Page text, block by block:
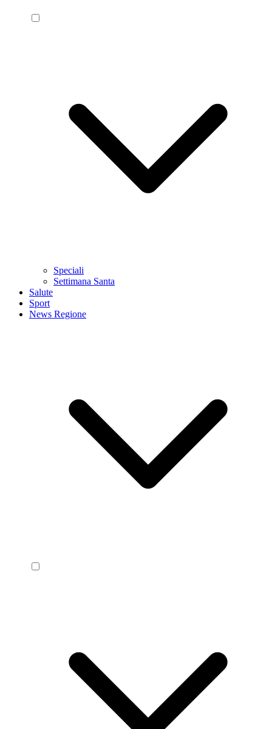
Speciali
Settimana Santa
Salute
Sport
News Regione